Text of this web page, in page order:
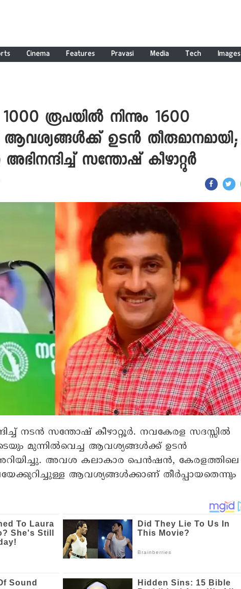
Cinema Features Pravasi Media Tech Images
രൂപയിൽ നിന്നും 1600
ആവശ്യങ്ങൾക്ക് ഉടൻ തീരുമാനമായി;
സന്തോഷ് കീഴാറ്റൂർ
നടൻ സന്തോഷ് കീഴാറ്റൂർ. നവകേരള സദസ്സിൽ
മുന്നിൽവെച്ച ആവശ്യങ്ങൾക്ക് ഉടൻ
അവശ കലാകാര പെൻഷൻ, കേരളത്തിലെ
ആവശ്യങ്ങൾക്കാണ് തീർപ്പായതെന്നും